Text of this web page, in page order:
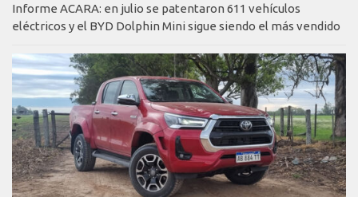
Informe ACARA: en julio se patentaron 611 vehículos
eléctricos y el BYD Dolphin Mini sigue siendo el más vendido